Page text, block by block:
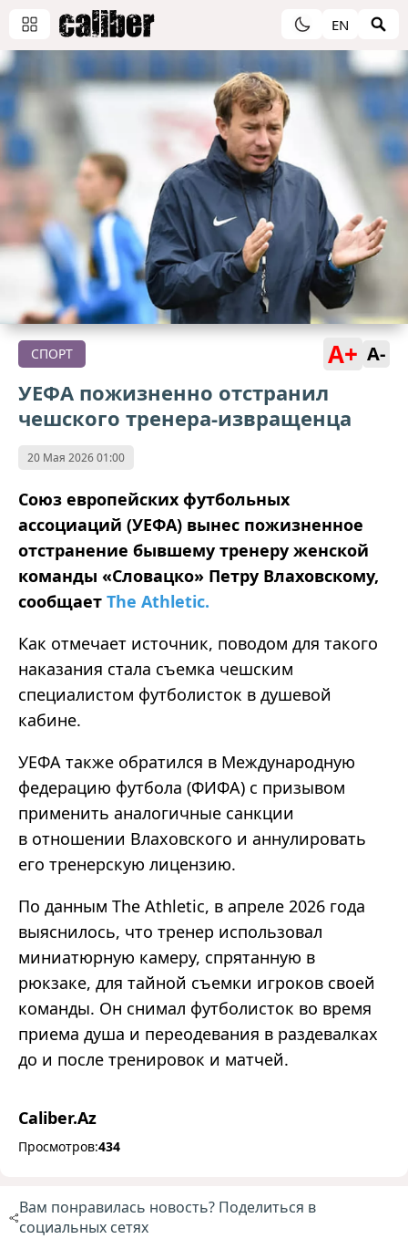
EN
СПОРТ A+ A-
УЕФА пожизненно отстранил
чешского тренера-извращенца
20 Мая 2026 01:00
Союз европейских футбольных
ассоциаций (УЕФА) вынес пожизненное
отстранение бывшему тренеру женской
команды «Словацко» Петру Влаховскому,
сообщает The Athletic.
Как отмечает источник, поводом для такого
наказания стала съемка чешским
специалистом футболисток в душевой
кабине.
УЕФА также обратился в Международную
федерацию футбола (ФИФА) с призывом
применить аналогичные санкции
в отношении Влаховского и аннулировать
его тренерскую лицензию.
По данным The Athletic, в апреле 2026 года
выяснилось, что тренер использовал
миниатюрную камеру, спрятанную в
рюкзаке, для тайной съемки игроков своей
команды. Он снимал футболисток во время
приема душа и переодевания в раздевалках
до и после тренировок и матчей.
Caliber.Az
Просмотров:434
Вам понравилась новость? Поделиться в
социальных сетях